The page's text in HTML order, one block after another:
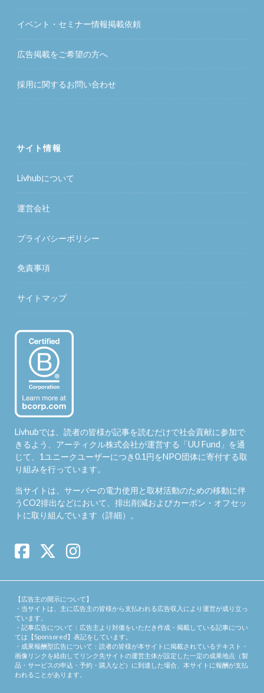
イベント・セミナー情報掲載依頼
広告掲載をご希望の方へ
採用に関するお問い合わせ
サイト情報
Livhubについて
運営会社
プライバシーポリシー
免責事項
サイトマップ
Livhubでは、読者の皆様が記事を読むだけで社会貢献に参加で
きるよう、アーティクル株式会社が運営する「 UU Fund 」を通
じて、1ユニークユーザーにつき0.1円をNPO団体に寄付する取
り組みを行っています。
当サイトは、サーバーの電力使用と取材活動のための移動に伴
うCO2排出などにおいて、排出削減およびカーボン・オフセッ
トに取り組んでいます（詳細）。
【広告主の開示について】
・当サイトは、主に広告主の皆様から支払われる広告収入により運営が成り立っ
ています。
・記事広告について：広告主より対価をいただき作成・掲載している記事につい
ては【Sponsored】表記をしています。
・成果報酬型広告について：読者の皆様が本サイトに掲載されているテキスト・
画像リンクを経由してリンク先サイトの運営主体が設定した一定の成果地点（製
品・サービスの申込・予約・購入など）に到達した場合、本サイトに報酬が支払
われることがあります。